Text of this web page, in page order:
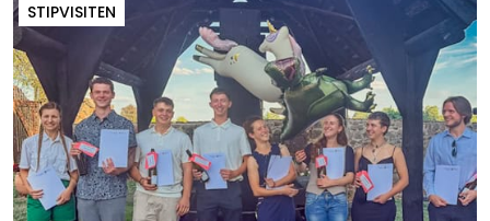
STIPVISITEN